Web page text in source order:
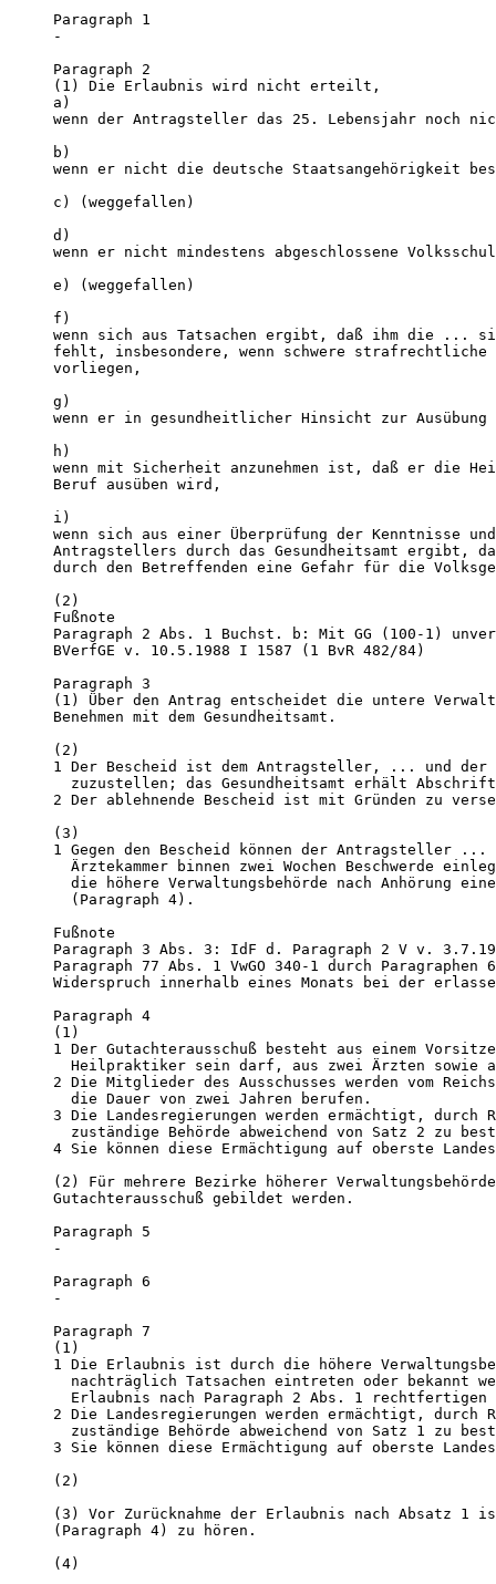
Paragraph 1
-
Paragraph 2
(1) Die Erlaubnis wird nicht erteilt,
a)
wenn der Antragsteller das 25. Lebensjahr noch
b)
wenn er nicht die deutsche Staatsangehörigkeit
c) (weggefallen)
d)
wenn er nicht mindestens abgeschlossene
e) (weggefallen)
f)
wenn sich aus Tatsachen ergibt, daß ihm die
fehlt, insbesondere, wenn schwere
vorliegen,
g)
wenn er in gesundheitlicher Hinsicht zur
h)
wenn mit Sicherheit anzunehmen ist, daß er die
Beruf ausüben wird,
i)
wenn sich aus einer Überprüfung der Kenntnisse
Antragstellers durch das Gesundheitsamt ergibt,
durch den Betreffenden eine Gefahr für die
(2)
Fußnote
Paragraph 2 Abs. 1 Buchst. b: Mit GG (100-1)
BVerfGE v. 10.5.1988 I 1587 (1 BvR 482/84)
Paragraph 3
(1) Über den Antrag entscheidet die untere
Benehmen mit dem Gesundheitsamt.
(2)
1 Der Bescheid ist dem Antragsteller, ... und der
zuzustellen; das Gesundheitsamt erhält
2 Der ablehnende Bescheid ist mit Gründen zu
(3)
1 Gegen den Bescheid können der Antragsteller
Ärztekammer binnen zwei Wochen Beschwerde
die höhere Verwaltungsbehörde nach Anhörung
  (Paragraph 4).
Fußnote
Paragraph 3 Abs. 3: IdF d. Paragraph 2 V v.
Paragraph 77 Abs. 1 VwGO 340-1 durch
Widerspruch innerhalb eines Monats bei der
Paragraph 4
(1)
1 Der Gutachterausschuß besteht aus einem
Heilpraktiker sein darf, aus zwei Ärzten sowie
2 Die Mitglieder des Ausschusses werden vom
  die Dauer von zwei Jahren berufen.
3 Die Landesregierungen werden ermächtigt, durch
zuständige Behörde abweichend von Satz 2 zu
4 Sie können diese Ermächtigung auf oberste
(2) Für mehrere Bezirke höherer
Gutachterausschuß gebildet werden.
Paragraph 5
-
Paragraph 6
-
Paragraph 7
(1)
1 Die Erlaubnis ist durch die höhere
nachträglich Tatsachen eintreten oder bekannt
Erlaubnis nach Paragraph 2 Abs. 1
2 Die Landesregierungen werden ermächtigt, durch
zuständige Behörde abweichend von Satz 1 zu
3 Sie können diese Ermächtigung auf oberste
(2)
(3) Vor Zurücknahme der Erlaubnis nach Absatz 1
(Paragraph 4) zu hören.
(4)